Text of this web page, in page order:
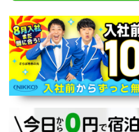
愛媛県
高知県
九州エリア
福岡県
佐賀県
長崎県
熊本県
大分県
鹿児島県